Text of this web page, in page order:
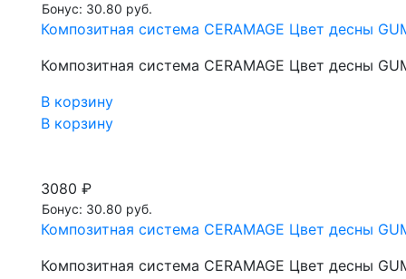
Бонус: 30.80 руб.
Композитная система CERAMAGE Цвет десны
Композитная система CERAMAGE Цвет десны
В корзину
В корзину
3080 ₽
Бонус: 30.80 руб.
Композитная система CERAMAGE Цвет десны
Композитная система CERAMAGE Цвет десны